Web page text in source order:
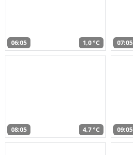
06:05 1,0 °C 07:05
08:05 4,7 °C 09:05